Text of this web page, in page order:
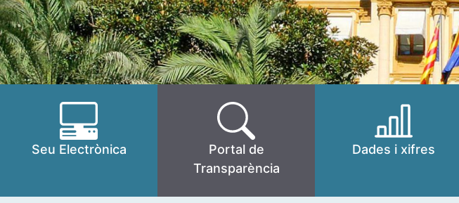
Seu Electrònica
Portal de
Transparència
Dades i xifres